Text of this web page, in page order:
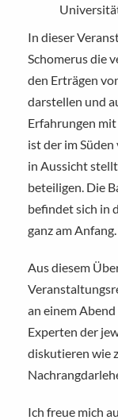
In dieser
Schomerus die
den Erträgen
darstellen und
Erfahrungen
ist der im
in Aussicht
beteiligen. Die
befindet sich in
ganz am Anfang.
Aus diesem
an einem
Experten der
diskutieren wie
Ich freue mich